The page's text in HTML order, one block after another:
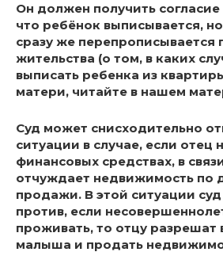
Он должен получить
что ребёнок выписывается,
сразу же перепрописывается
жительства (о том, в каких
выписать ребенка из
матери, читайте в нашем
Суд может снисходительно
ситуации в случае, если отец
финансовых средствах, в
отчуждает недвижимость по
продажи. В этой ситуации суд
против, если
проживать, то отцу разрешат
малыша и продать